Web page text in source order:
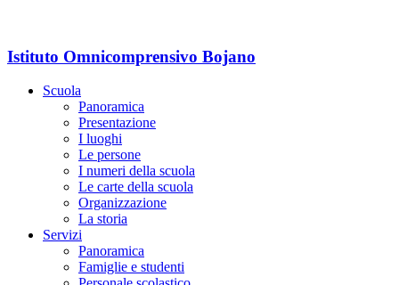
Istituto Omnicomprensivo Bojano
Scuola
Panoramica
Presentazione
I luoghi
Le persone
I numeri della scuola
Le carte della scuola
Organizzazione
La storia
Servizi
Panoramica
Famiglie e studenti